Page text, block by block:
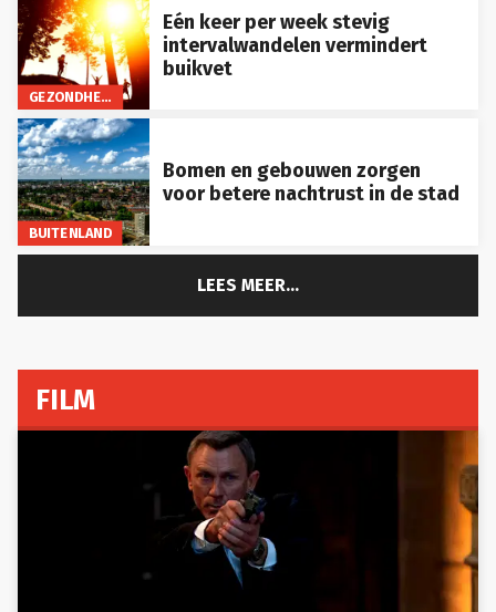
GEZONDHEID
Eén keer per week stevig
intervalwandelen vermindert
buikvet
BUITENLAND
Bomen en gebouwen zorgen
voor betere nachtrust in de stad
LEES MEER...
FILM